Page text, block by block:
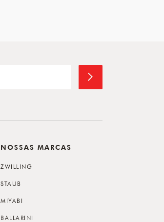
NOSSAS MARCAS
ZWILLING
STAUB
MIYABI
BALLARINI